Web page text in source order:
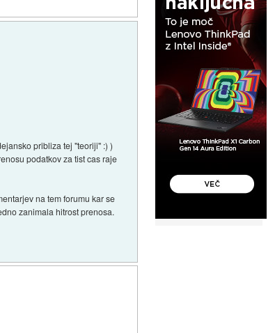
pribliza tej "teoriji" :) )
podatkov za tist cas raje
na tem forumu kar se
zanimala hitrost prenosa.